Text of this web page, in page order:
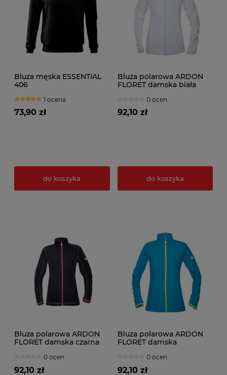
Bluza męska ESSENTIAL
406
1 ocena
73,90 zł
do koszyka
Bluza polarowa ARDON
FLORET damska biała
0 ocen
92,10 zł
do koszyka
Bluza polarowa ARDON
FLORET damska czarna
0 ocen
92,10 zł
Bluza polarowa ARDON
FLORET damska
0 ocen
92,10 zł